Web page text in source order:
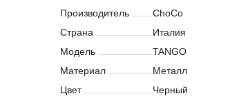
Производитель
ChoCo
Страна
Италия
Модель
TANGO
Материал
Металл
Цвет
Черный